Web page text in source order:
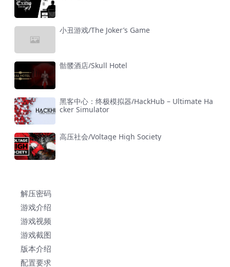
小丑游戏/The Joker’s Game
骷髅酒店/Skull Hotel
黑客中心：终极模拟器/HackHub – Ultimate Ha
cker Simulator
高压社会/Voltage High Society
解压密码
游戏介绍
游戏视频
游戏截图
版本介绍
配置要求